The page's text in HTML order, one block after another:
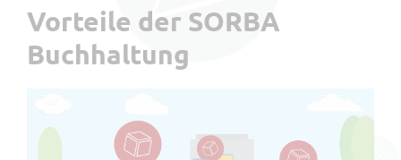
Vorteile der SORBA
Buchhaltung